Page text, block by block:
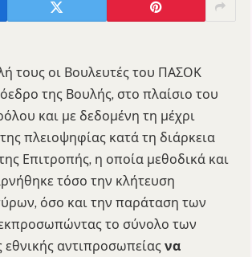
τους οι Βουλευτές του ΠΑΣΟΚ
της Βουλής, στο πλαίσιο του
και με δεδομένη τη μέχρι
πλειοψηφίας κατά τη διάρκεια
Επιτροπής, η οποία μεθοδικά και
τόσο την κλήτευση
όσο και την παράταση των
το σύνολο των
αντιπροσωπείας να